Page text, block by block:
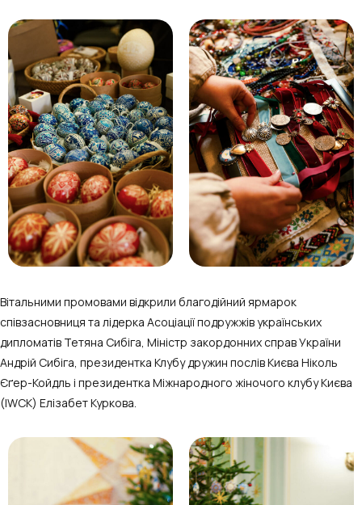
Вітальними промовами відкрили благодійний ярмарок
співзасновниця та лідерка Асоціації подружжів українських
дипломатів Тетяна Сибіга, Міністр закордонних справ України
Андрій Сибіга, президентка Клубу дружин послів Києва Ніколь
Єґер-Койдль і президентка Міжнародного жіночого клубу Києва
(IWCK) Елізабет Куркова.